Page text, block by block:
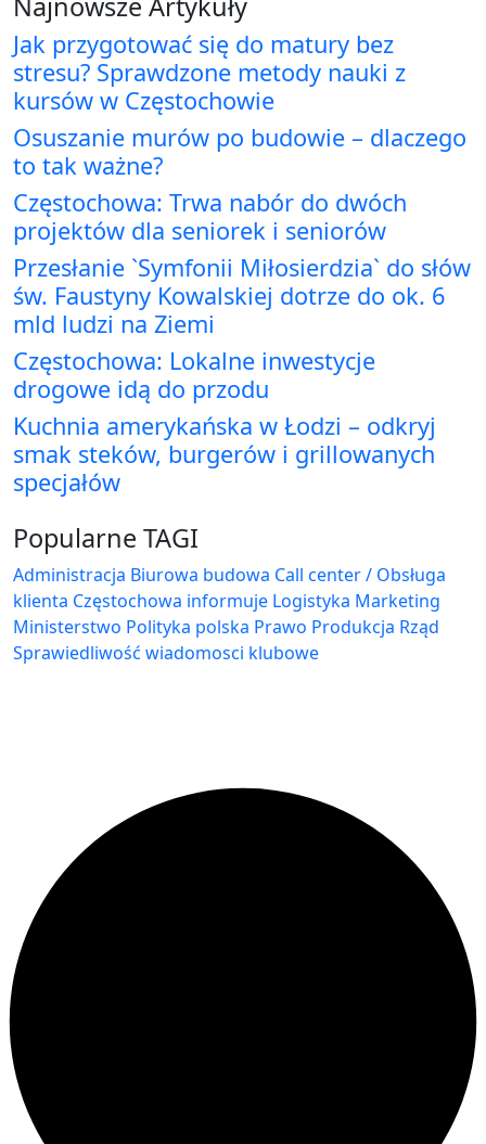
Jak przygotować się do matury bez
stresu? Sprawdzone metody nauki z
kursów w Częstochowie
Osuszanie murów po budowie – dlaczego
to tak ważne?
Częstochowa: Trwa nabór do dwóch
projektów dla seniorek i seniorów
Przesłanie `Symfonii Miłosierdzia` do słów
św. Faustyny Kowalskiej dotrze do ok. 6
mld ludzi na Ziemi
Częstochowa: Lokalne inwestycje
drogowe idą do przodu
Kuchnia amerykańska w Łodzi – odkryj
smak steków, burgerów i grillowanych
specjałów
Popularne TAGI
Administracja Biurowa budowa Call center / Obsługa
klienta Częstochowa informuje Logistyka Marketing
Ministerstwo Polityka polska Prawo Produkcja Rząd
Sprawiedliwość wiadomosci klubowe